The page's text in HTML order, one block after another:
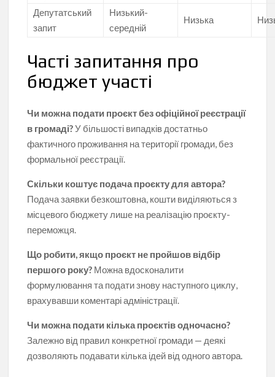
Депутатський
запит
Низький-
середній
Низька
Часті запитання про
бюджет участі
Чи можна подати проєкт без офіційної реєстрації
в громаді?У більшості випадків достатньо
фактичного проживання на території громади, без
формальної реєстрації.
Скільки коштує подача проєкту для автора?
Подача заявки безкоштовна, кошти виділяються з
місцевого бюджету лише на реалізацію проєкту-
переможця.
Що робити, якщо проєкт не пройшов відбір
першого року? Можна вдосконалити
формулювання та подати знову наступного циклу,
врахувавши коментарі адміністрації.
Чи можна подати кілька проєктів одночасно?
Залежно від правил конкретної громади — деякі
дозволяють подавати кілька ідей від одного автора.